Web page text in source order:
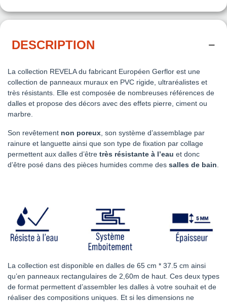
DESCRIPTION
La collection REVELA du fabricant Européen Gerflor est une
collection de panneaux muraux en PVC rigide, ultraréalistes et
très résistants. Elle est composée de nombreuses références de
dalles et propose des décors avec des effets pierre, ciment ou
marbre.
Son revêtement non poreux , son système d’assemblage par
rainure et languette ainsi que son type de fixation par collage
permettent aux dalles d’être très résistante à l’eau et donc
d’être posé dans des pièces humides comme des salles de bain
La collection est disponible en dalles de 65 cm * 37.5 cm ainsi
qu’en panneaux rectangulaires de 2,60m de haut. Ces deux types
de format permettent d’assembler les dalles à votre souhait et de
réaliser des compositions uniques. Et si les dimensions ne